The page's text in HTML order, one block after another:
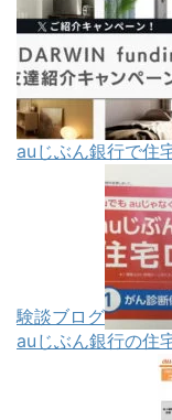
auじぶん銀行で住
験談ブログ
auじぶん銀行の住